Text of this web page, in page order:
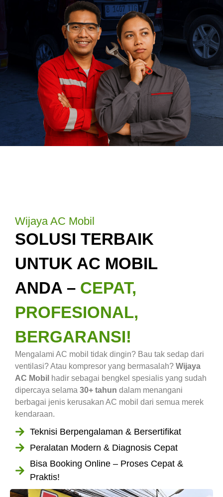
Wijaya AC Mobil
SOLUSI TERBAIK
UNTUK AC MOBIL
ANDA – CEPAT,
PROFESIONAL,
BERGARANSI!
Mengalami AC mobil tidak dingin? Bau tak sedap dari
ventilasi? Atau kompresor yang bermasalah? Wijaya
AC Mobil hadir sebagai bengkel spesialis yang sudah
dipercaya selama 30+ tahun dalam menangani
berbagai jenis kerusakan AC mobil dari semua merek
kendaraan.
Teknisi Berpengalaman & Bersertifikat
Peralatan Modern & Diagnosis Cepat
Bisa Booking Online – Proses Cepat &
Praktis!